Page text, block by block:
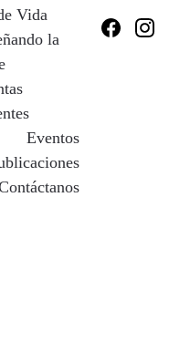
Vida
la
Eventos